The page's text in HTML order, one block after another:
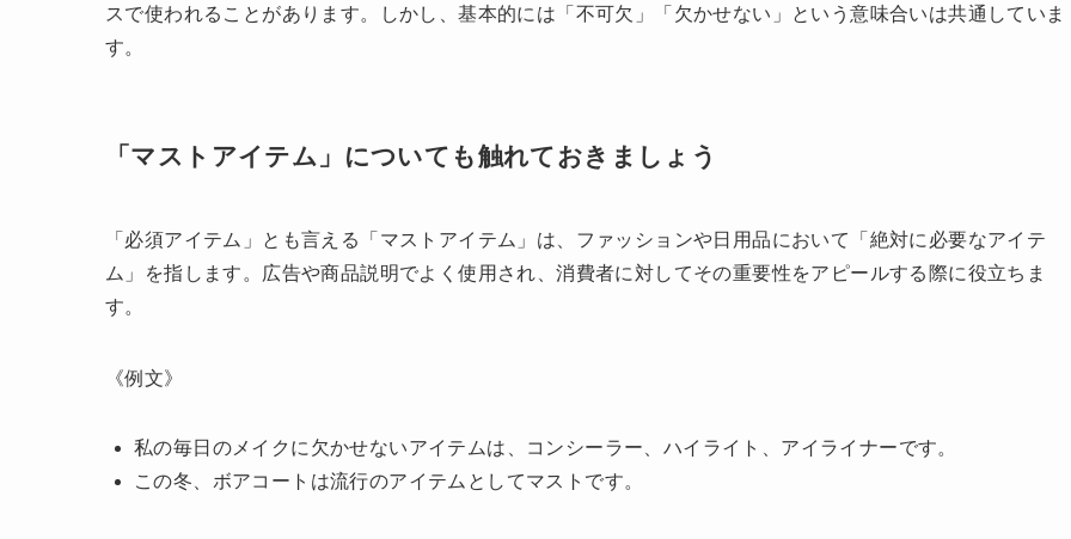
スで使われることがあります。しかし、基本的には「不可欠」「欠かせない」という意味合いは共通していま
す。
「マストアイテム」についても触れておきましょう
「必須アイテム」とも言える「マストアイテム」は、ファッションや日用品において「絶対に必要なアイテ
ム」を指します。広告や商品説明でよく使用され、消費者に対してその重要性をアピールする際に役立ちま
す。
《例文》
私の毎日のメイクに欠かせないアイテムは、コンシーラー、ハイライト、アイライナーです。
この冬、ボアコートは流行のアイテムとしてマストです。